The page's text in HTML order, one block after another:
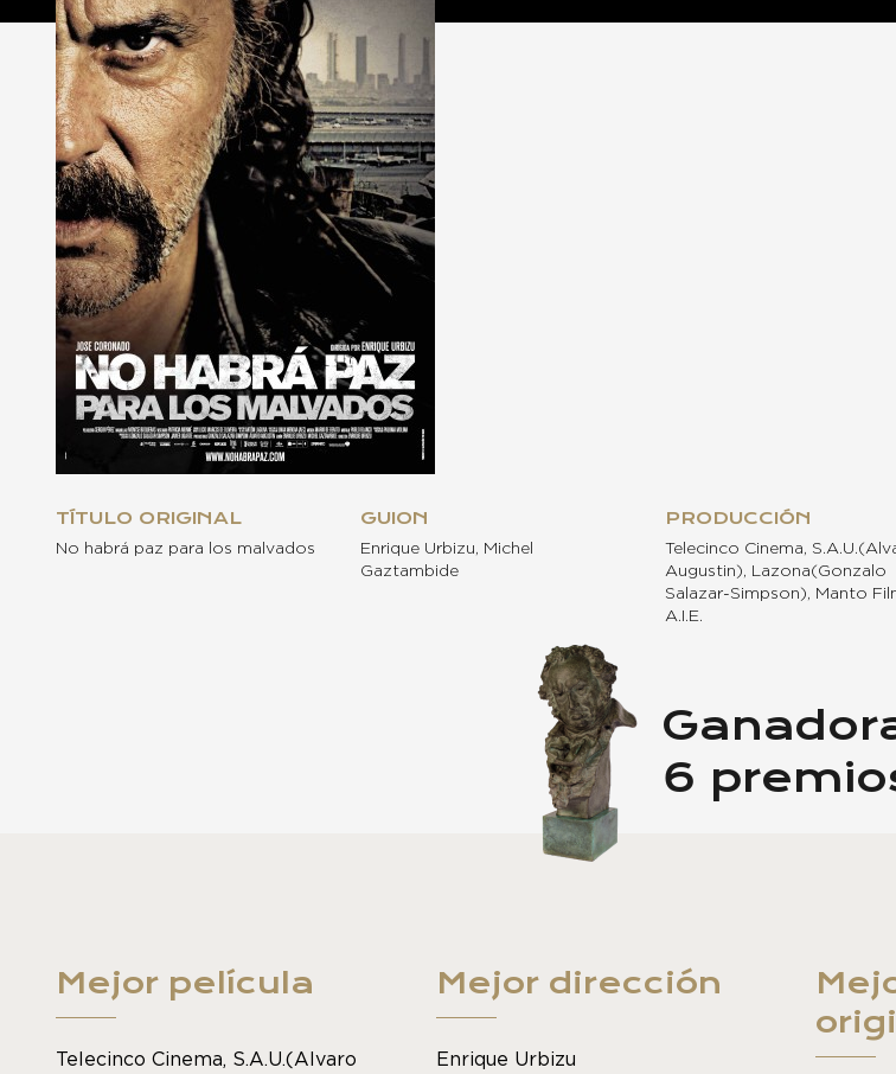
TÍTULO ORIGINAL
No habrá paz para los malvados
GUION
Enrique Urbizu, Michel
Gaztambide
PRODUCCIÓN
Telecinco Cinema,
Augustin), Lazona(Gonzalo
Salazar-Simpson), Manto
A.I.E.
6
Mejor película
Telecinco Cinema, S.A.U.(Alvaro
Mejor dirección
Enrique Urbizu